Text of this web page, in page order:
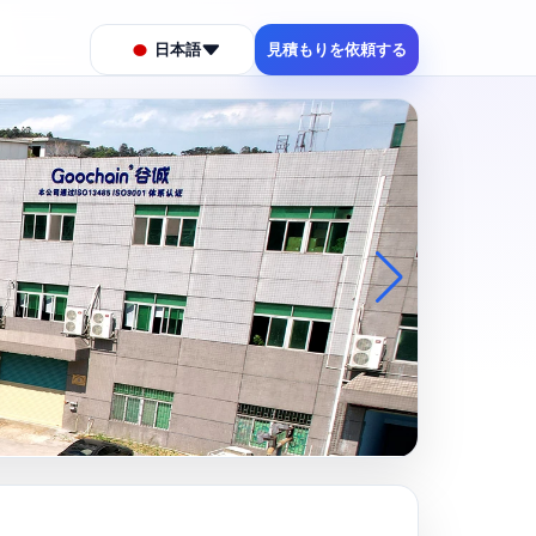
日本語 見積もりを依頼する